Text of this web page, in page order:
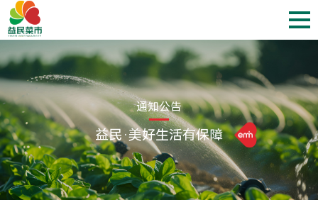
通知公告
益民·美好生活有保障